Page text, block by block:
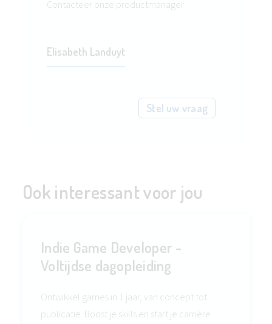
Contacteer onze productmanager
Elisabeth Landuyt
Stel uw vraag
Ook interessant voor jou
Indie Game Developer -
Voltijdse dagopleiding
Ontwikkel games in 1 jaar, van concept tot
publicatie. Boost je skills en start je carrière